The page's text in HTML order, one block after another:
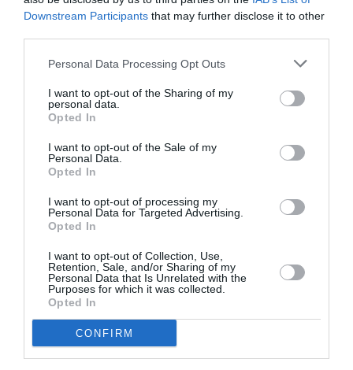
Downstream Participants that may further disclose it to other
Personal Data Processing Opt Outs
I want to opt-out of the Sharing of my
personal data.
Opted In
I want to opt-out of the Sale of my
Personal Data.
Opted In
I want to opt-out of processing my
Personal Data for Targeted Advertising.
Opted In
I want to opt-out of Collection, Use,
Retention, Sale, and/or Sharing of my
Personal Data that Is Unrelated with the
Purposes for which it was collected.
Opted In
CONFIRM
Ακολουθήστε το Culturenow.gr
Η μακρά λίστα με
τις υποψηφιότητες
για το Βραβείο
Booker 2026
Έκθεση Βιβλίου
2026 στο Ναύπλιο